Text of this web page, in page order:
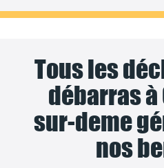
Tous les
débarras
sur-deme
nos